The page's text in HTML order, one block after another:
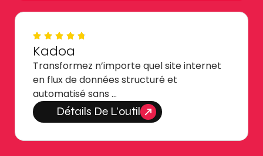
Kadoa
Transformez n’importe quel site internet
en flux de données structuré et
automatisé sans …
Détails De L'outil